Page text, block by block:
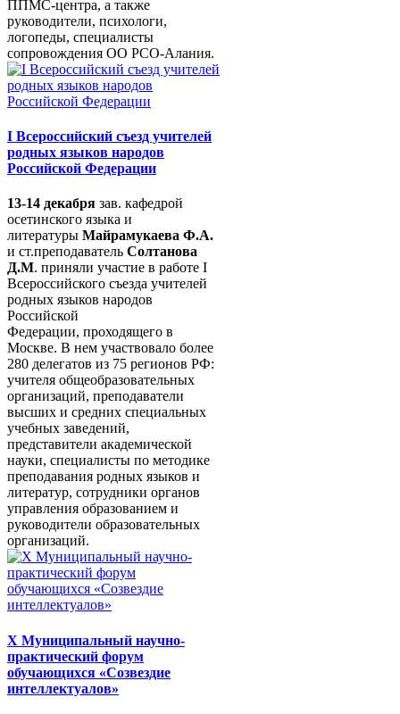
ППМС-центра, а также
руководители, психологи,
логопеды, специалисты
сопровождения ОО РСО-Алания.
I Всероссийский съезд учителей
родных языков народов
Российской Федерации
13-14 декабря зав. кафедрой
осетинского языка и
литературы Майрамукаева Ф.А.
и ст.преподаватель Солтанова
Д.М. приняли участие в работе I
Всероссийского съезда учителей
родных языков народов
Российской
Федерации, проходящего в
Москве. В нем участвовало более
280 делегатов из 75 регионов РФ:
учителя общеобразовательных
организаций, преподаватели
высших и средних специальных
учебных заведений,
представители академической
науки, специалисты по методике
преподавания родных языков и
литератур, сотрудники органов
управления образованием и
руководители образовательных
организаций.
X Муниципальный научно-
практический форум
обучающихся «Созвездие
интеллектуалов»